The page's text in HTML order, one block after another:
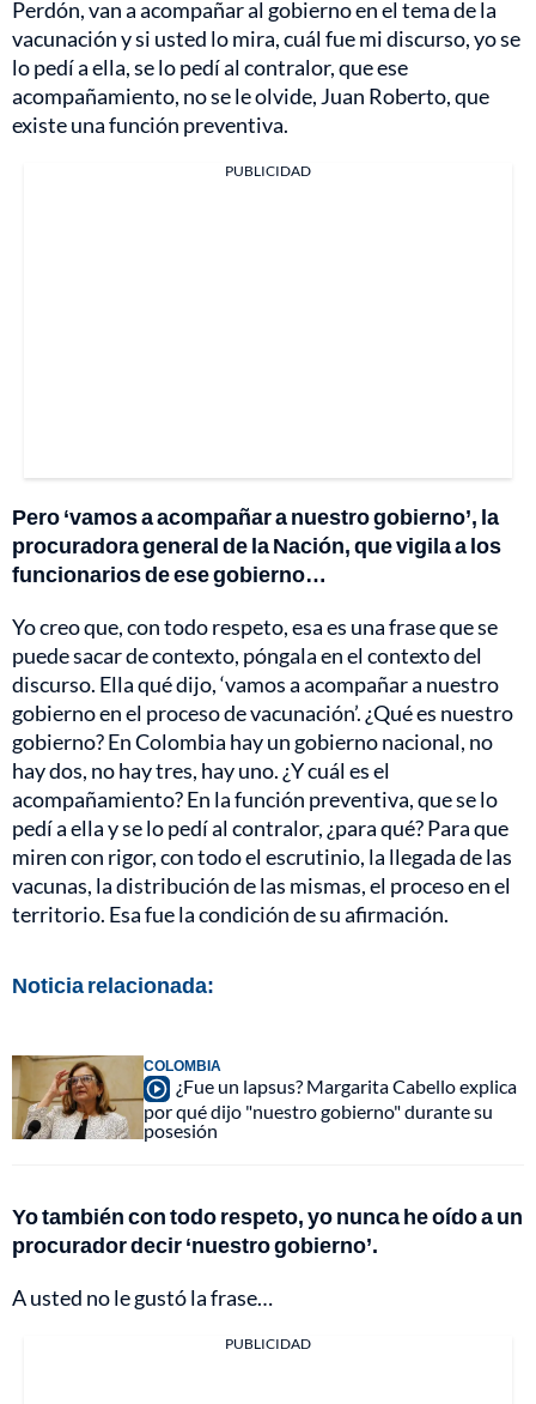
Perdón, van a acompañar al gobierno en el tema de la
vacunación y si usted lo mira, cuál fue mi discurso, yo se
lo pedí a ella, se lo pedí al contralor, que ese
acompañamiento, no se le olvide, Juan Roberto, que
existe una función preventiva.
PUBLICIDAD
Pero ‘vamos a acompañar a nuestro gobierno’, la
procuradora general de la Nación, que vigila a los
funcionarios de ese gobierno…
Yo creo que, con todo respeto, esa es una frase que se
puede sacar de contexto, póngala en el contexto del
discurso. Ella qué dijo, ‘vamos a acompañar a nuestro
gobierno en el proceso de vacunación’. ¿Qué es nuestro
gobierno? En Colombia hay un gobierno nacional, no
hay dos, no hay tres, hay uno. ¿Y cuál es el
acompañamiento? En la función preventiva, que se lo
pedí a ella y se lo pedí al contralor, ¿para qué? Para que
miren con rigor, con todo el escrutinio, la llegada de las
vacunas, la distribución de las mismas, el proceso en el
territorio. Esa fue la condición de su afirmación.
Noticia relacionada:
COLOMBIA
¿Fue un lapsus? Margarita Cabello explica
por qué dijo "nuestro gobierno" durante su
posesión
Yo también con todo respeto, yo nunca he oído a un
procurador decir ‘nuestro gobierno’.
A usted no le gustó la frase…
PUBLICIDAD